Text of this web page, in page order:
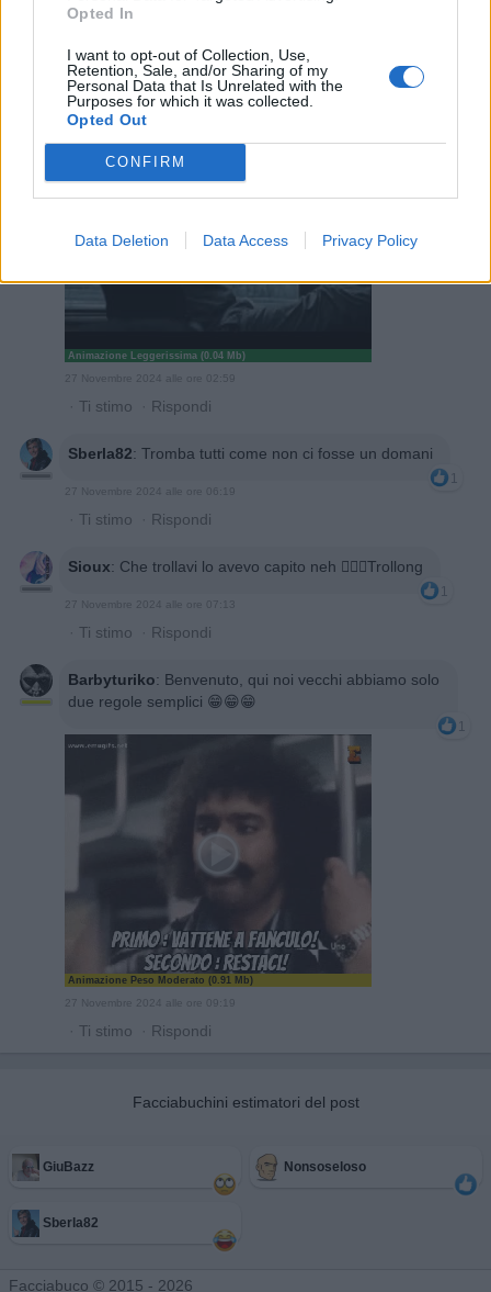
Opted In
I want to opt-out of Collection, Use,
Retention, Sale, and/or Sharing of my
Personal Data that Is Unrelated with the
Purposes for which it was collected.
Opted Out
CONFIRM
Data Deletion Data Access Privacy Policy
·Ti stimo
piripicchino:
2
Animazione Leggerissima (0.04 Mb)
27 Novembre 2024 alle ore 02:59
· Ti stimo · Rispondi
Sberla82: Tromba tutti come non ci fosse un domani
1
27 Novembre 2024 alle ore 06:19
· Ti stimo · Rispondi
Sioux: Che trollavi lo avevo capito neh 🤦🏼‍♀️Trollong
1
27 Novembre 2024 alle ore 07:13
· Ti stimo · Rispondi
Barbyturiko: Benvenuto, qui noi vecchi abbiamo solo
due regole semplici 😁😁😁
1
Animazione Peso Moderato (0.91 Mb)
27 Novembre 2024 alle ore 09:19
· Ti stimo · Rispondi
Facciabuchini estimatori del post
GiuBazz Nonsoseloso
Sberla82
Facciabuco © 2015 - 2026